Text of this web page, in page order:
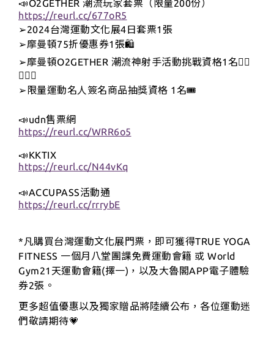
📣O2GETHER 潮流玩家套票（限量200份）
https://reurl.cc/677oR5
➢2024台灣運動文化展4日套票1張
➢摩曼頓75折優惠券1張🛍️
➢摩曼頓O2GETHER 潮流神射手活動挑戰資格1名⛹🏻
⛹🏻‍♀️
➢ 限量運動名人簽名商品抽獎資格 1名🎟️
📣udn售票網
https://reurl.cc/WRR6o5
📣KKTIX
https://reurl.cc/N44vKq
📣ACCUPASS活動通
https://reurl.cc/rrrybE
*凡購買台灣運動文化展門票，即可獲得TRUE YOGA
FITNESS 一個月八堂團課免費運動會籍 或 World
Gym21天運動會籍(擇一)，以及大魯閣APP電子體驗
券2張。
更多超值優惠以及獨家贈品將陸續公布，各位運動迷
們敬請期待💗